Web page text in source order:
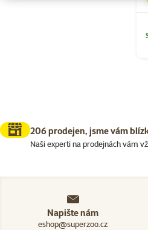
206 prodejen, jsme vám
Naši experti na prodejnách vám
Napište nám
eshop@superzoo.cz